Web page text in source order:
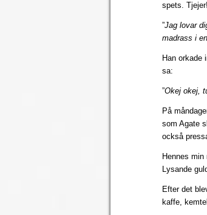
spets.
”Jag lovar
madrass i
Han orkade
sa:
”Okej okej,
På
som Agate
också
Hennes
Lysande
Efter det
kaffe,